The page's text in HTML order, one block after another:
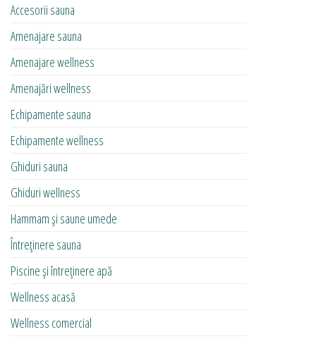
Accesorii sauna
Amenajare sauna
Amenajare wellness
Amenajări wellness
Echipamente sauna
Echipamente wellness
Ghiduri sauna
Ghiduri wellness
Hammam și saune umede
Întreținere sauna
Piscine și întreținere apă
Wellness acasă
Wellness comercial